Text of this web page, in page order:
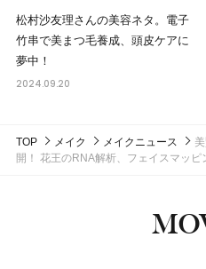
松村沙友理さんの美容ネタ。電子
竹串で美まつ毛養成、頭皮ケアに
夢中！
2024.09.20
TOP メイク メイクニュース
開！ 花王のRNA解析、フェイスマッピ